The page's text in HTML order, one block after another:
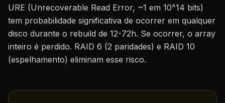
URE (Unrecoverable Read Error, ~1 em 10^14 bits)
tem probabilidade significativa de ocorrer em qualquer
disco durante o rebuild de 12-72h. Se ocorrer, o array
inteiro é perdido. RAID 6 (2 paridades) e RAID 10
(espelhamento) eliminam esse risco.